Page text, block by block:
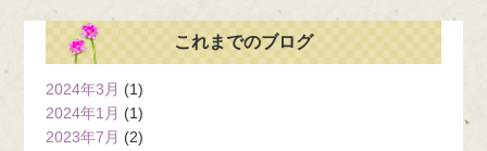
これまでのブログ
2024年3月 (1)
2024年1月 (1)
2023年7月 (2)